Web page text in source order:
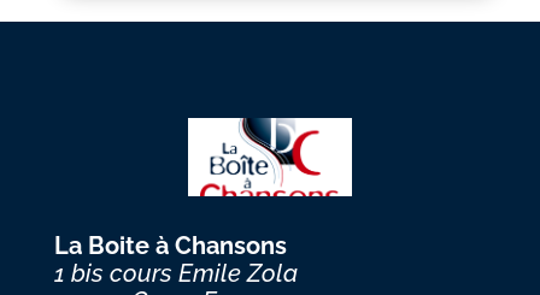
La Boite à Chansons
1 bis cours Emile Zola